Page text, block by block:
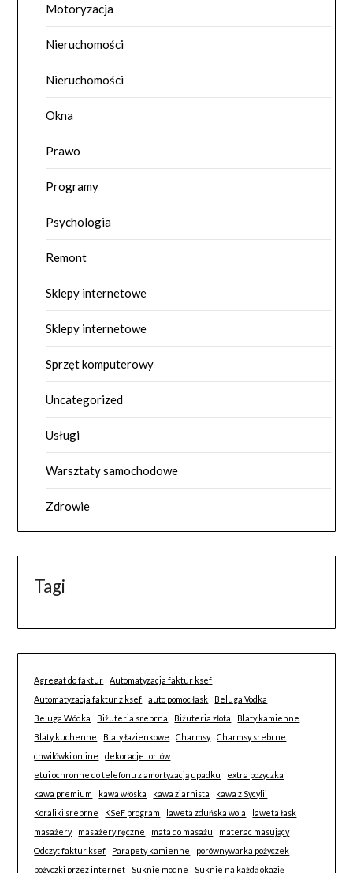
Motoryzacja
Nieruchomości
Nieruchomości
Okna
Prawo
Programy
Psychologia
Remont
Sklepy internetowe
Sklepy internetowe
Sprzęt komputerowy
Uncategorized
Usługi
Warsztaty samochodowe
Zdrowie
Tagi
Agregat do faktur
Automatyzacja faktur ksef
Automatyzacja faktur z ksef
auto pomoc łask
Beluga Vodka
Beluga Wódka
Biżuteria srebrna Biżuteria złota
Blaty kamienne
Blaty kuchenne
Blaty łazienkowe Charmsy
Charmsy srebrne
chwilówki online
dekoracje tortów
etui ochronne do telefonu z amortyzacją upadku
extra pozyczka
kawa premium
kawa włoska kawa ziarnista
kawa z Sycylii
Koraliki srebrne
KSeF program laweta zduńska wola
laweta łask
masażery
masażery ręczne mata do masażu
materac masujący
Odczyt faktur ksef
Parapety kamienne
porównywarka pożyczek
pożyczki przez internet
Suknie modne Suknie na każdą okazję